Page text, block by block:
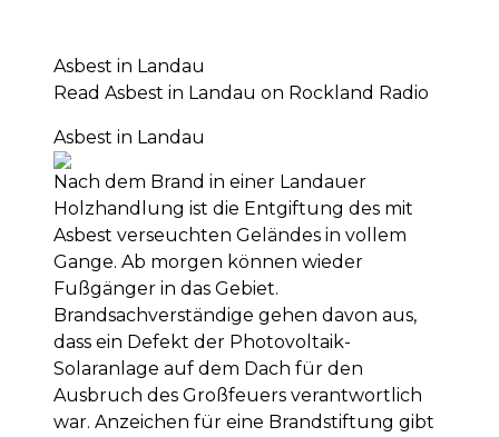
Asbest in Landau
Read Asbest in Landau on Rockland Radio
Asbest in Landau
Nach dem Brand in einer Landauer
Holzhandlung ist die Entgiftung des mit
Asbest verseuchten Geländes in vollem
Gange. Ab morgen können wieder
Fußgänger in das Gebiet.
Brandsachverständige gehen davon aus,
dass ein Defekt der Photovoltaik-
Solaranlage auf dem Dach für den
Ausbruch des Großfeuers verantwortlich
war. Anzeichen für eine Brandstiftung gibt